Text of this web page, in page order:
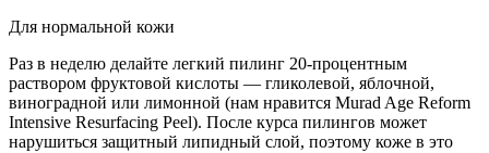
Для нормальной кожи
Раз в неделю делайте легкий пилинг 20-процентным
раствором фруктовой кислоты — гликолевой, яблочной,
виноградной или лимонной (нам нравится Murad Age Reform
Intensive Resurfacing Peel). После курса пилингов может
нарушиться защитный липидный слой, поэтому коже в это